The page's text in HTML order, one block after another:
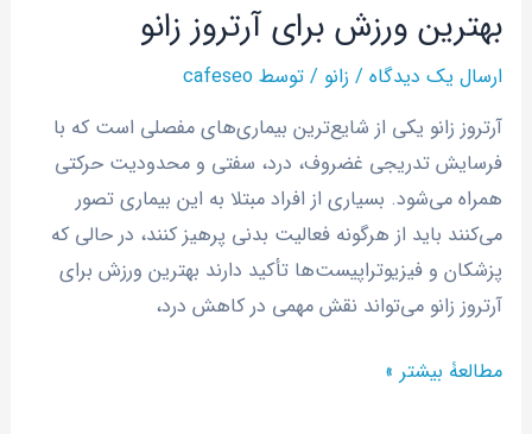
بهترین ورزش برای آرتروز زانو
ارسال یک دیدگاه / زانو / توسطcafeseo
آرتروز زانو یکی از شایع‌ترین بیماری‌های مفصلی است که با
فرسایش تدریجی غضروف، درد، سفتی و محدودیت حرکتی
همراه می‌شود. بسیاری از افراد مبتلا به این بیماری تصور
می‌کنند باید از هرگونه فعالیت بدنی پرهیز کنند، در حالی که
پزشکان و فیزیوتراپیست‌ها تأکید دارند بهترین ورزش برای
آرتروز زانو می‌تواند نقش مهمی در کاهش درد،
مطالعۀ بیشتر »